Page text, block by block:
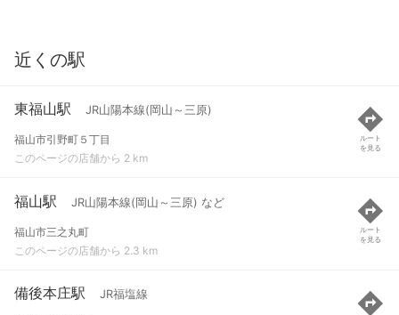
近くの駅
東福山駅 JR山陽本線(岡山～三原)
福山市引野町５丁目
このページの店舗から 2 km
ルート
を見る
福山駅 JR山陽本線(岡山～三原) など
福山市三之丸町
このページの店舗から 2.3 km
ルート
を見る
備後本庄駅 JR福塩線